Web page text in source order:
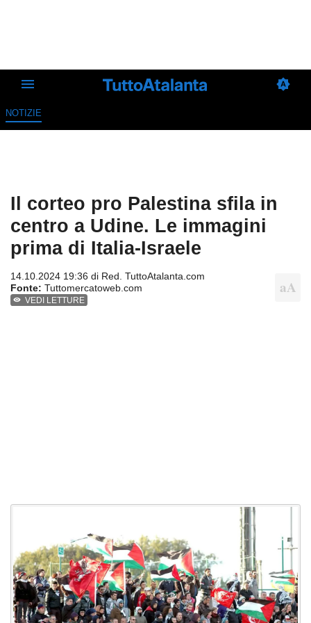
NOTIZIE
Il corteo pro Palestina sfila in
centro a Udine. Le immagini
prima di Italia-Israele
14.10.2024 19:36 di Red. TuttoAtalanta.com
Fonte: Tuttomercatoweb.com
VEDI LETTURE